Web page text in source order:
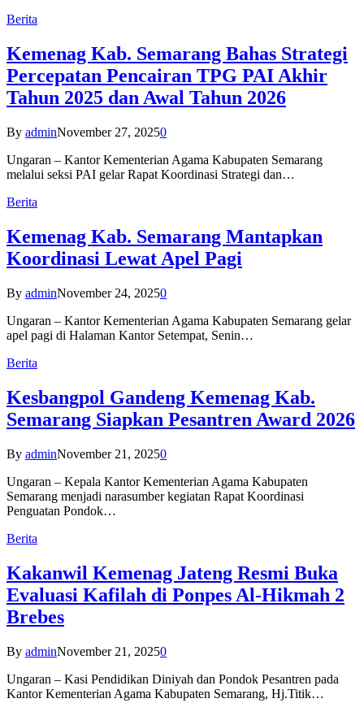
Berita
Kemenag Kab. Semarang Bahas Strategi
Percepatan Pencairan TPG PAI Akhir
Tahun 2025 dan Awal Tahun 2026
By adminNovember 27, 20250
Ungaran – Kantor Kementerian Agama Kabupaten Semarang
melalui seksi PAI gelar Rapat Koordinasi Strategi dan…
Berita
Kemenag Kab. Semarang Mantapkan
Koordinasi Lewat Apel Pagi
By adminNovember 24, 20250
Ungaran – Kantor Kementerian Agama Kabupaten Semarang gelar
apel pagi di Halaman Kantor Setempat, Senin…
Berita
Kesbangpol Gandeng Kemenag Kab.
Semarang Siapkan Pesantren Award 2026
By adminNovember 21, 20250
Ungaran – Kepala Kantor Kementerian Agama Kabupaten
Semarang menjadi narasumber kegiatan Rapat Koordinasi
Penguatan Pondok…
Berita
Kakanwil Kemenag Jateng Resmi Buka
Evaluasi Kafilah di Ponpes Al-Hikmah 2
Brebes
By adminNovember 21, 20250
Ungaran – Kasi Pendidikan Diniyah dan Pondok Pesantren pada
Kantor Kementerian Agama Kabupaten Semarang, Hj.Titik…